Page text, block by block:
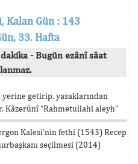
Kalan Gün : 143
33. Hafta
- Bugün ezânî sâat
getirip, yasaklarından
Kâzerûnî “Rahmetullahi aleyh”
Kalesi’nin fethi (1543) Recep
seçilmesi (2014)